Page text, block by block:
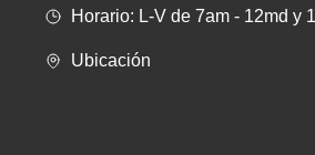
Horario: L-V de 7am - 12md y
Ubicación